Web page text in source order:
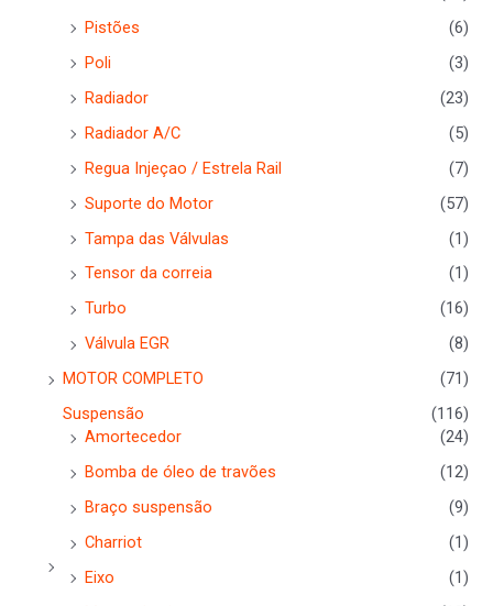
Pistões
(6)
Poli
(3)
Radiador
(23)
Radiador A/C
(5)
Regua Injeçao / Estrela Rail
(7)
Suporte do Motor
(57)
Tampa das Válvulas
(1)
Tensor da correia
(1)
Turbo
(16)
Válvula EGR
(8)
MOTOR COMPLETO
(71)
Suspensão
(116)
Amortecedor
(24)
Bomba de óleo de travões
(12)
Braço suspensão
(9)
Charriot
(1)
Eixo
(1)